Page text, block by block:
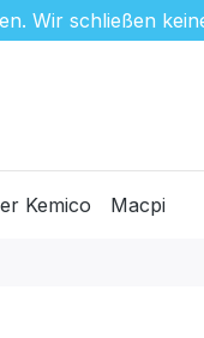
Wir schließen
Kemico Macpi